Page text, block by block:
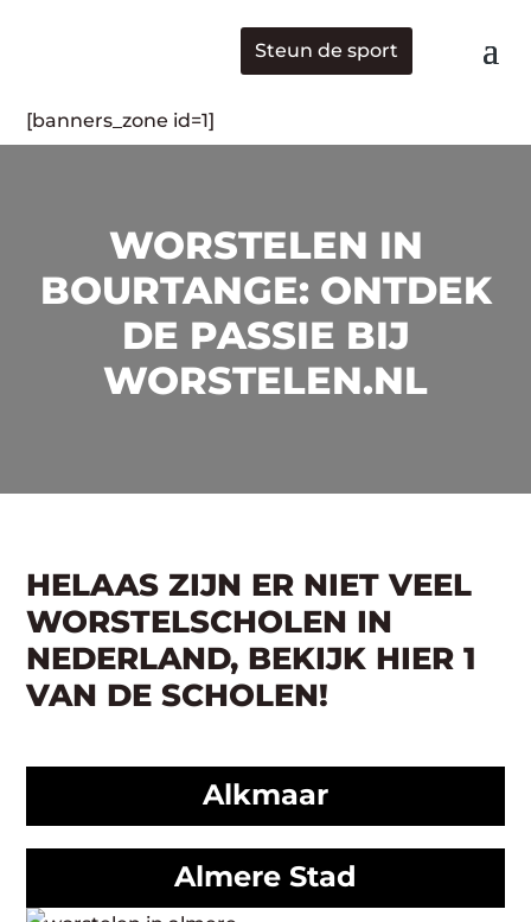
Steun de sport
[banners_zone id=1]
WORSTELEN IN
BOURTANGE: ONTDEK
DE PASSIE BIJ
WORSTELEN.NL
HELAAS ZIJN ER NIET VEEL
WORSTELSCHOLEN IN
NEDERLAND, BEKIJK HIER 1
VAN DE SCHOLEN!
Alkmaar
Almere Stad